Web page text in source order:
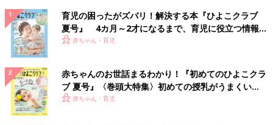
育児の困ったがズバリ！解決する本『ひよこクラブ
夏号』 4カ月～2才になるまで、育児に役立つ情報が
いっぱい！
赤ちゃん・育児
赤ちゃんのお世話まるわかり！『初めてのひよこクラ
ブ 夏号』〈巻頭大特集〉初めての授乳がうまくい
く！ おっぱい・ミルクの基本と夏のトラブル 解決テ
赤ちゃん・育児